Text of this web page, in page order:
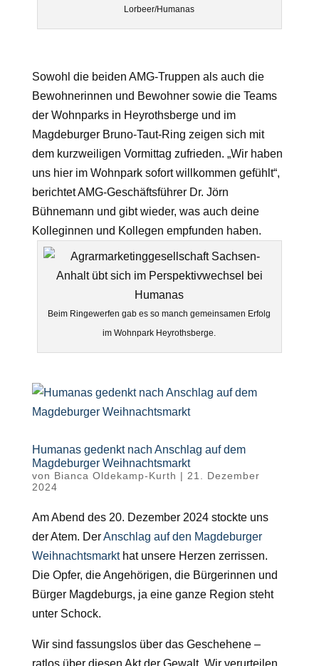
Lorbeer/Humanas
Sowohl die beiden AMG-Truppen als auch die
Bewohnerinnen und Bewohner sowie die Teams
der Wohnparks in Heyrothsberge und im
Magdeburger Bruno-Taut-Ring zeigen sich mit
dem kurzweiligen Vormittag zufrieden. „Wir haben
uns hier im Wohnpark sofort willkommen gefühlt“,
berichtet AMG-Geschäftsführer Dr. Jörn
Bühnemann und gibt wieder, was auch deine
Kolleginnen und Kollegen empfunden haben.
Beim Ringewerfen gab es so manch gemeinsamen Erfolg
im Wohnpark Heyrothsberge.
Humanas gedenkt nach Anschlag auf dem
Magdeburger Weihnachtsmarkt
von Bianca Oldekamp-Kurth | 21. Dezember
2024
Am Abend des 20. Dezember 2024 stockte uns
der Atem. DerAnschlag auf den Magdeburger
Weihnachtsmarkthat unsere Herzen zerrissen.
Die Opfer, die Angehörigen, die Bürgerinnen und
Bürger Magdeburgs, ja eine ganze Region steht
unter Schock.
Wir sind fassungslos über das Geschehene –
ratlos über diesen Akt der Gewalt. Wir verurteilen